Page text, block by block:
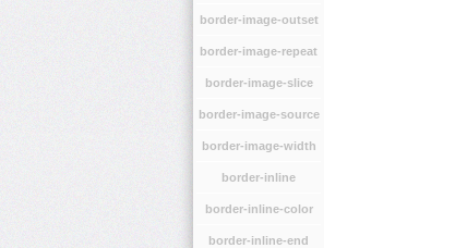
border-image-outset
border-image-repeat
border-image-slice
border-image-source
border-image-width
border-inline
border-inline-color
border-inline-end